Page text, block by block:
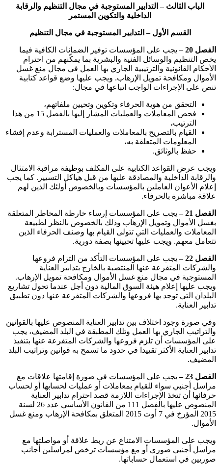
الباب الثالث – التدابير المستوجبة في مجال التنظيم والرقابة
الداخلية والتكوين المستمر
القسم الأول – التدابير المستوجبة في مجال التنظيم
الفصل 20 –
يجب على المؤسسات توفير الضمانات الكافية فيما
يخص التنظيم والوسائل الفنية والبشرية بما يمكّنهم من احترام
الأحكام القانونية والترتيبية الجاري بها العمل في مجال منع غسل
الأموال ومكافحة تمويل الإرهاب. ويجب عليها وضع قواعد كتابية
تنص على الإجراءات الواجب اتباعها في مجال:
التحقق من هوية الحرفاء وتكوين وتحيين ملفاتهم،
فحص المعاملات والعمليات المشار إليها بالفصل 15 من هذا
الترتيب،
القيام بالتصريح بالمعاملات والعمليات المسترابة وعدم إفشاء
المعلومات المتعلقة به،
حفظ بالوثائق.
ويجب عرض القواعد الكتابية على المكلف بوظيفة مراقبة الامتثال
والرقابة الداخلية والمصادقة عليها من قبل هياكل التسيير. كما يجب
إعلام الأعوان العاملين بالمؤسسات وبالخصوص أولئك الذين لهم
علاقة مباشرة بالحرفاء.
الفصل 21 –
يجب على المؤسسات إرساء خارطة المخاطر المتعلقة
بغسل الأموال وتمويل الإرهاب وذلك بالخصوص بالنظر لطبيعة
المعاملات والعمليات التي تتولى القيام بها وصنف الحرفاء الذين
تتعامل معهم. ويجب عليها تحيينها بصفة دورية.
الفصل 22 –
يجب على المؤسسات التأكد من التزام فروعها
والشركات المتفرعة عنها المنتصبة بالخارج بتدابير العناية
المستوجبة في مجال منع غسل الأموال ومكافحة تمويل الإرهاب.
ويجب عليها إعلام هيئة السوق المالية دون أجل عندما تحول تشاريع
البلدان التي توجد بها فروعها والشركات المتفرعة عنها دون تطبيق
تدابير العناية.
وفي صورة وجود اختلاف بين تدابير العناية المنصوص عليها بالقوانين
والتراتيب الجاري بها العمل وتلك المطبقة في البلد المضيف، يجب
على المؤسسات أن تلزم فروعها والشركات المتفرعة عنها بتنفيذ
تدابير العناية الأكثر تقييدا في حدود ما تسمح به قوانين وتراتيب البلد
المضيف.
الفصل 23 –
يجب على المؤسسات في صورة إقامتها علاقات مع
مراسل أجنبي سواء للقيام بمعاملات أو عمليات لحسابها أو لحساب
حرفائها أن تتخذ الإجراءات اللازمة قصد احترام تدابير العناية
المنصوص عليها بالفصل 111 من القانون الأساسي عدد 26 لسنة
2015 المؤرخ في 7 أوت 2015 المتعلق بمكافحة الإرهاب ومنع غسل
الأموال.
ويجب على المؤسسات الامتناع عن ربط علاقة أو مواصلتها مع
مراسل أجنبي صوري أو مع مؤسسات ترخص لمراسلين أجانب
صوريين في استعمال حساباتها.